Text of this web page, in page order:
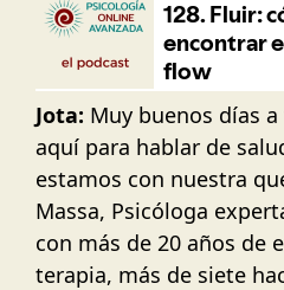
Jota: Muy buenos días
aquí para hablar de
estamos con nuestra
Massa, Psicóloga
con más de 20 años de
terapia, más de siete